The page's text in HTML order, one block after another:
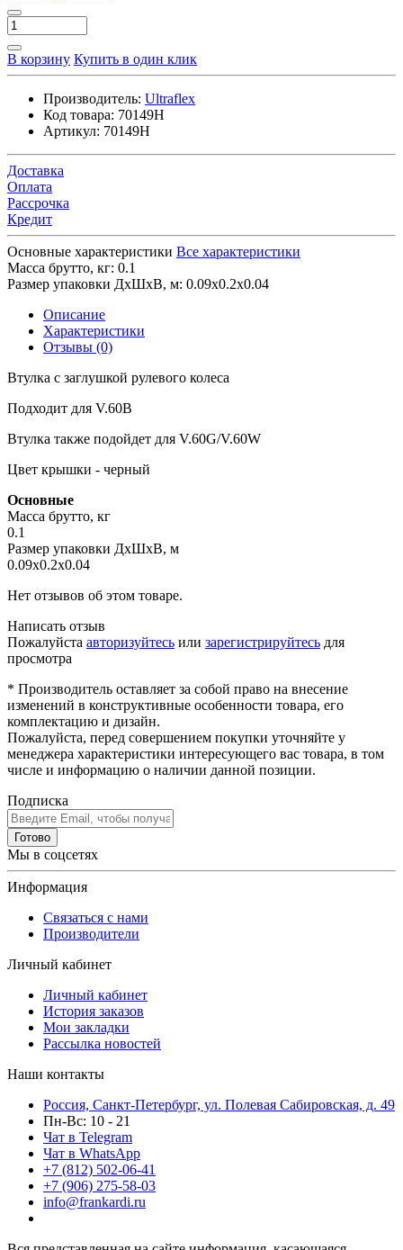
В корзину Купить в один клик
Производитель: Ultraflex
Код товара: 70149H
Артикул: 70149H
Доставка
Оплата
Рассрочка
Кредит
Основные характеристики Все характеристики
Масса брутто, кг: 0.1
Размер упаковки ДхШхВ, м: 0.09x0.2x0.04
Описание
Характеристики
Отзывы (0)
Втулка с заглушкой рулевого колеса
Подходит для V.60B
Втулка также подойдет для V.60G/V.60W
Цвет крышки - черный
Основные
Масса брутто, кг
0.1
Размер упаковки ДхШхВ, м
0.09x0.2x0.04
Нет отзывов об этом товаре.
Написать отзыв
Пожалуйста авторизуйтесь или зарегистрируйтесь для
просмотра
* Производитель оставляет за собой право на внесение
изменений в конструктивные особенности товара, его
комплектацию и дизайн.
Пожалуйста, перед совершением покупки уточняйте у
менеджера характеристики интересующего вас товара, в том
числе и информацию о наличии данной позиции.
Подписка
Готово
Мы в соцсетях
Информация
Связаться с нами
Производители
Личный кабинет
Личный кабинет
История заказов
Мои закладки
Рассылка новостей
Наши контакты
Россия, Санкт-Петербург, ул. Полевая Сабировская, д. 49
Пн-Вс: 10 - 21
Чат в Telegram
Чат в WhatsApp
+7 (812) 502-06-41
+7 (906) 275-58-03
info@frankardi.ru